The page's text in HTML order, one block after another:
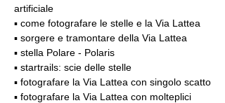
artificiale
▪️ come fotografare le stelle e la Via Lattea
▪️ sorgere e tramontare della Via Lattea
▪️ stella Polare - Polaris
▪️ startrails: scie delle stelle
▪️ fotografare la Via Lattea con singolo scatto
▪️ fotografare la Via Lattea con molteplici